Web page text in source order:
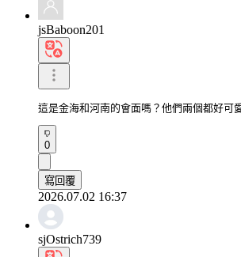
jsBaboon201
這是金海和河南的會面嗎？他們兩個都好可
0
寫回覆
2026.07.02 16:37
sjOstrich739